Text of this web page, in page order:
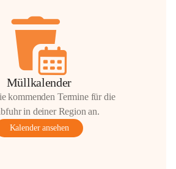
Müllkalender
kommenden Termine für die
in deiner Region an.
Kalender ansehen